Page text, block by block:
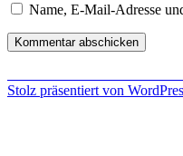
Name, E-Mail-Adresse
Beitragsnavigation
Stolz präsentiert von